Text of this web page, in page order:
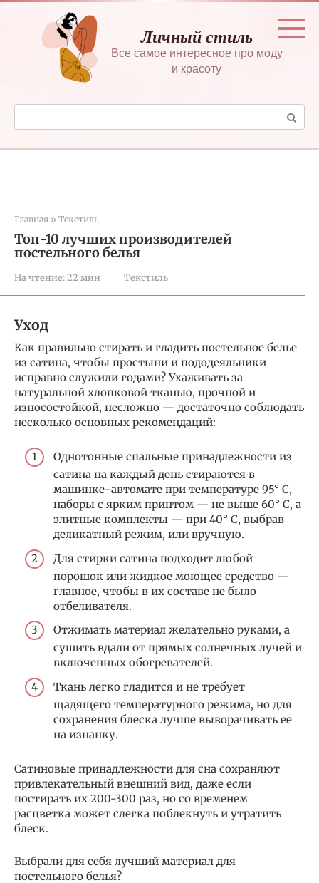
Перейти
контенту
Личный стиль
Все самое интересное про моду
и красоту
Поиск:
Главная » Текстиль
Топ-10 лучших производителей
постельного белья
На чтение: 22 мин Текстиль
Уход
Как правильно стирать и гладить постельное белье
из сатина, чтобы простыни и пододеяльники
исправно служили годами? Ухаживать за
натуральной хлопковой тканью, прочной и
износостойкой, несложно — достаточно соблюдать
несколько основных рекомендаций:
Однотонные спальные принадлежности из
сатина на каждый день стираются в
машинке-автомате при температуре 95° С,
наборы с ярким принтом — не выше 60° С, а
элитные комплекты — при 40° С, выбрав
деликатный режим, или вручную.
Для стирки сатина подходит любой
порошок или жидкое моющее средство —
главное, чтобы в их составе не было
отбеливателя.
Отжимать материал желательно руками, а
сушить вдали от прямых солнечных лучей и
включенных обогревателей.
Ткань легко гладится и не требует
щадящего температурного режима, но для
сохранения блеска лучше выворачивать ее
на изнанку.
Сатиновые принадлежности для сна сохраняют
привлекательный внешний вид, даже если
постирать их 200-300 раз, но со временем
расцветка может слегка поблекнуть и утратить
блеск.
Выбрали для себя лучший материал для
постельного белья?